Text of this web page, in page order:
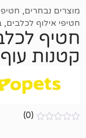
חטיפים לכלבים 10 ב 100
,בוס
פופטס
דג בקלה 75